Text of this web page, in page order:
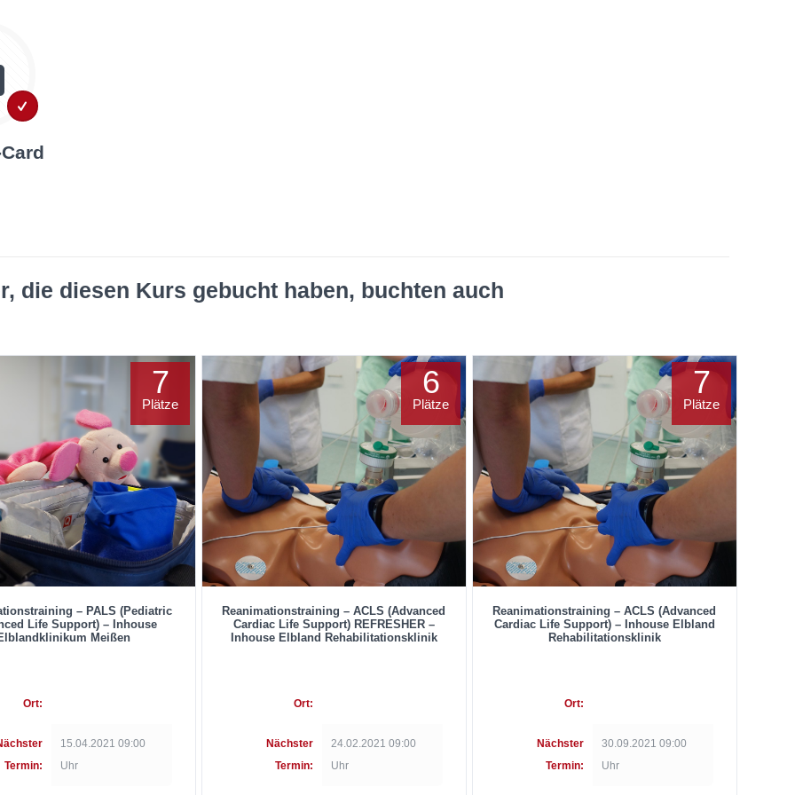
die diesen Kurs gebucht haben, buchten auch
– PALS (Pediatric
Life Support) – Inhouse
Meißen
Ort:
Termin:
15.04.2021 09:00
Uhr
7
Plätze
Reanimationstraining – ACLS (Advanced
Cardiac Life Support) REFRESHER –
Inhouse Elbland Rehabilitationsklinik
Ort:
Nächster
Termin:
24.02.2021 09:00
Uhr
6
Plätze
Reanimationstraining – ACLS (Advanced
Cardiac Life Support) – Inhouse Elbland
Rehabilitationsklinik
Ort:
Nächster
Termin:
30.09.2021 09:00
Uhr
7
Plätze